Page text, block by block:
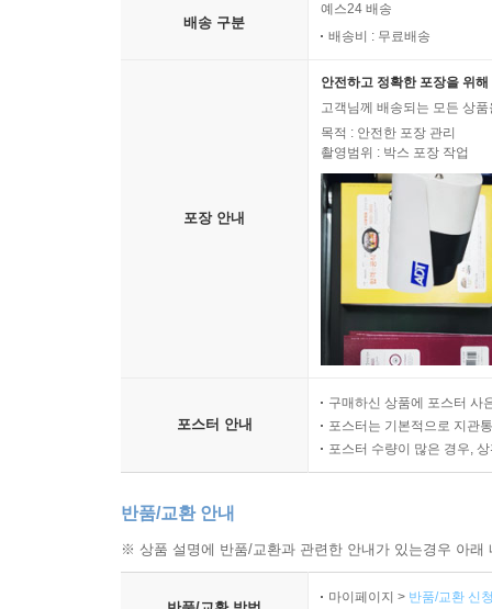
배송 구분
예스24 배송
배송비 : 무료배송
포장 안내
안전하고 정확한 포장을 위
고객님께 배송되는 모든 상
목적 : 안전한 포장 관리
촬영범위 : 박스 포장 작업
포스터 안내
구매하신 상품에 포스터 사
포스터는 기본적으로 지관
포스터 수량이 많은 경우,
반품/교환 안내
※ 상품 설명에 반품/교환과 관련한 안내가 있는경우 아
마이페이지 > 반품/교환 신